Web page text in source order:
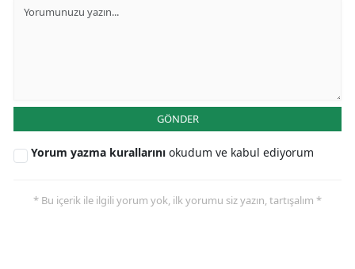
GÖNDER
Yorum yazma kurallarını okudum ve kabul ediyorum
* Bu içerik ile ilgili yorum yok, ilk yorumu siz yazın, tartışalım *